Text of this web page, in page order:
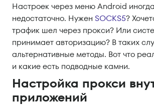
Настроек через меню Android
недостаточно. Нужен SOCKS5?
трафик шел через прокси? Или
принимает авторизацию? В таких
альтернативные методы. Вот что
и какие есть подводные камни.
Настройка прокси
приложений